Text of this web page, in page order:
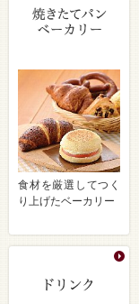
食材を厳選してつく
り上げたベーカリー